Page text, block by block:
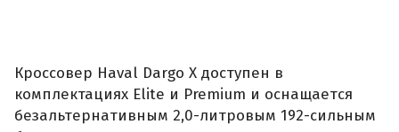
Кроссовер Haval Dargo X доступен в
комплектациях Elite и Premium и оснащается
безальтернативным 2,0-литровым 192-сильным